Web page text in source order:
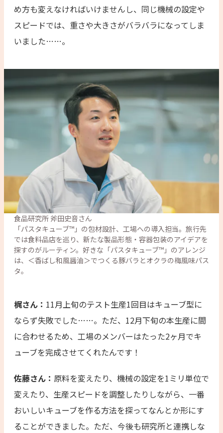
め方も変えなければいけませんし、同じ機械の設定や
スピードでは、重さや大きさがバラバラになってしま
いました……。
食品研究所 斧田史音さん
「パスタキューブ™」の包材設計、工場への導入担当。旅行先
では食料品店を巡り、新たな製品形態・容器包装のアイデアを
探すのがルーティン。好きな「パスタキューブ™」のアレンジ
は、＜香ばし和風醤油＞でつくる豚バラとオクラの梅風味パス
タ。
梶さん： 11月上旬のテスト生産1回目はキューブ型に
ならず失敗でした……。ただ、12月下旬の本生産に間
に合わせるため、工場のメンバーはたった2ヶ月でキ
ューブを完成させてくれたんです！
佐藤さん： 原料を変えたり、機械の設定を1ミリ単位で
変えたり、生産スピードを調整したりしながら、一番
おいしいキューブを作る方法を探ってなんとか形にす
ることができました。ただ、今後も研究所と連携しな